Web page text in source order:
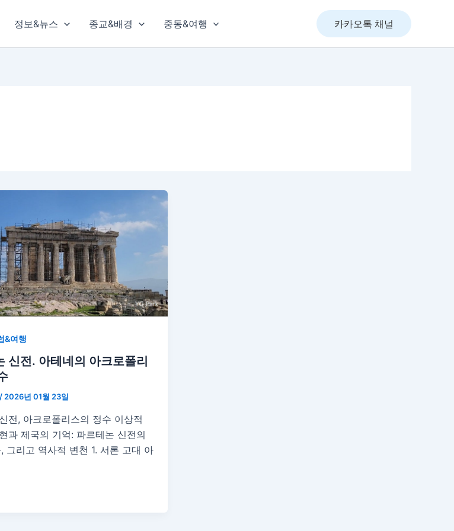
정보&뉴스 종교&배경 중동&여행 카카오톡 채널
&여행
신전. 아테네의 아크로폴리
/2026년 01월 23일
전, 아크로폴리스의 정수 이상적
과 제국의 기억: 파르테논 신전의
그리고 역사적 변천 1. 서론 고대 아